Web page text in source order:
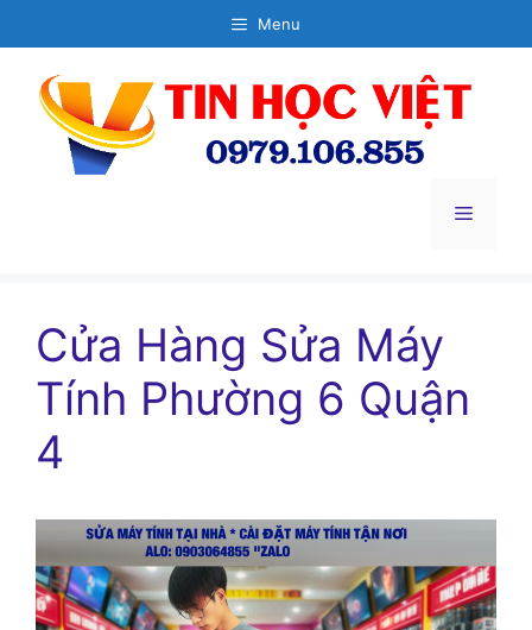
đến
dung
Menu
Menu
Cửa Hàng Sửa Máy
Tính Phường 6 Quận
4